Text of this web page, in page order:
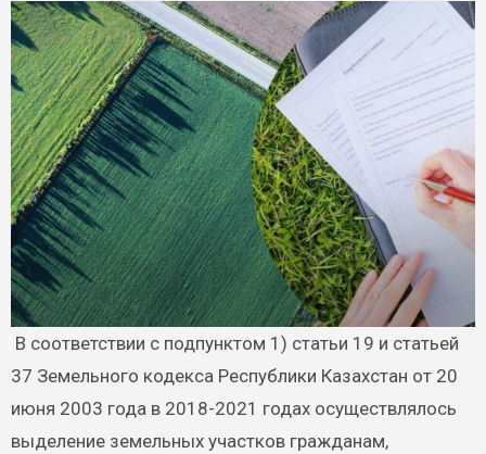
В соответствии с подпунктом 1) статьи 19 и статьей
37 Земельного кодекса Республики Казахстан от 20
июня 2003 года в 2018-2021 годах осуществлялось
выделение земельных участков гражданам,